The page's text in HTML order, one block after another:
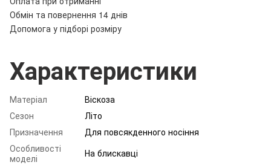
Обмін та повернення 14 днів
Допомога у підборі розміру
Характеристики
Матеріал
Віскоза
Сезон
Літо
Призначення
Для повсякденного носіння
Особливості
моделі
На блискавці